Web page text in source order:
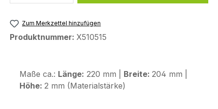
Zum Merkzettel hinzufügen
Produktnummer: X510515
Maße ca.: Länge: 220 mm | Breite: 204 mm |
Höhe: 2 mm (Materialstärke)